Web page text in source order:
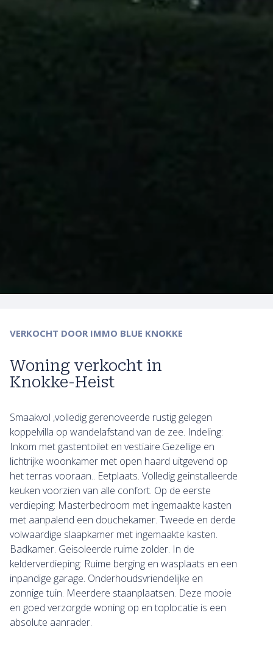
Woning verkocht in
Knokke-Heist
VERKOCHT DOOR IMMO BLUE KNOKKE
Smaakvol ,volledig gerenoveerde rustig gelegen
koppelvilla op wandelafstand van de zee. Indeling:
Inkom met gastentoilet en vestiaire.Gezellige en
lichtrijke woonkamer met open haard uitgevend op
het terras vooraan.. Eetplaats. Volledig geinstalleerde
keuken voorzien van alle confort. Op de eerste
verdieping: Masterbedroom met ingemaakte kasten
met aanpalend een douchekamer. Tweede en derde
volwaardige slaapkamer met ingemaakte kasten.
Badkamer. Geisoleerde ruime zolder. In de
kelderverdieping: Ruime berging en wasplaats en een
inpandige garage. Onderhoudsvriendelijke en
zonnige tuin. Meerdere staanplaatsen. Deze mooie
en goed verzorgde woning op en toplocatie is een
absolute aanrader.